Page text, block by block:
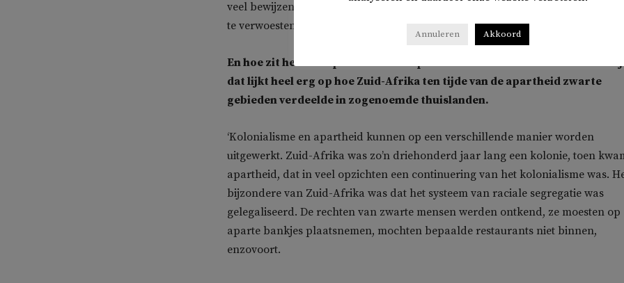
veel bewijzen zijn voor Israëls intentie om het Palestijnse volk en hun
te verwoesten. En dat dit veel lichamelijke en mentale schade veroorzaakt.’
En hoe zit het met apartheid? Het opdelen van de Westbank in kleine
dat lijkt heel erg op hoe Zuid-Afrika ten tijde van de apartheid zwarte
gebieden verdeelde in zogenoemde thuislanden.
‘Kolonialisme en apartheid kunnen op een verschillende manier worden
uitgewerkt. Zuid-Afrika was zo’n driehonderd jaar lang een kolonie, toen
apartheid, dat in veel opzichten een continuering van het kolonialisme was.
bijzondere van Zuid-Afrika was dat het systeem van raciale segregatie was
gelegaliseerd. De rechten van zwarte mensen werden ontkend, ze moesten op
aparte bankjes plaatsnemen, mochten bepaalde restaurants niet binnen,
enzovoort.
Annuleren Akkoord